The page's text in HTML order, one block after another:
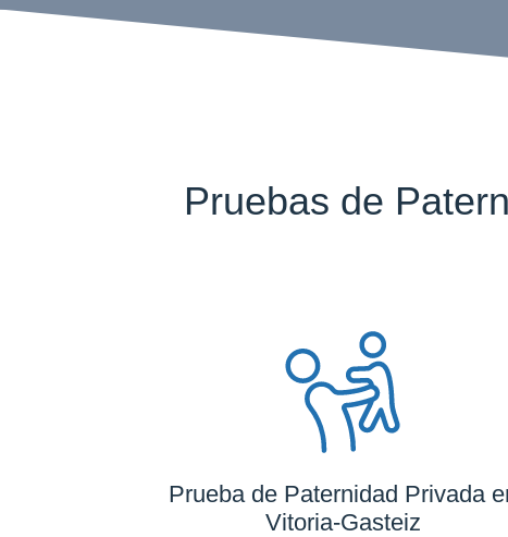
Pruebas de
Prueba de Paternidad Privada
Vitoria-Gasteiz